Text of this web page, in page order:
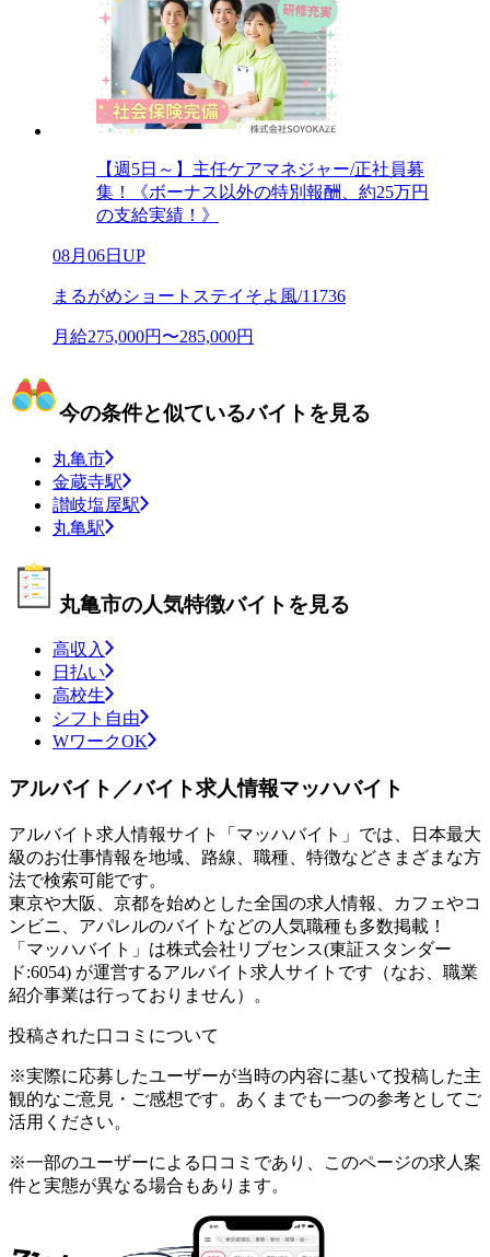
【週5日～】主任ケアマネジャー/正社員募
集！《ボーナス以外の特別報酬、約25万円
の支給実績！》
08月06日UP
まるがめショートステイそよ風/11736
月給275,000円〜285,000円
今の条件と似ているバイトを見る
丸亀市
金蔵寺駅
讃岐塩屋駅
丸亀駅
丸亀市の人気特徴バイトを見る
高収入
日払い
高校生
シフト自由
WワークOK
アルバイト／バイト求人情報マッハバイト
アルバイト求人情報サイト「マッハバイト」では、日本最大
級のお仕事情報を地域、路線、職種、特徴などさまざまな方
法で検索可能です。
東京や大阪、京都を始めとした全国の求人情報、カフェやコ
ンビニ、アパレルのバイトなどの人気職種も多数掲載！
「マッハバイト」は株式会社リブセンス(東証スタンダー
ド:6054) が運営するアルバイト求人サイトです（なお、職業
紹介事業は行っておりません）。
投稿された口コミについて
※実際に応募したユーザーが当時の内容に基いて投稿した主
観的なご意見・ご感想です。あくまでも一つの参考としてご
活用ください。
※一部のユーザーによる口コミであり、このページの求人案
件と実態が異なる場合もあります。